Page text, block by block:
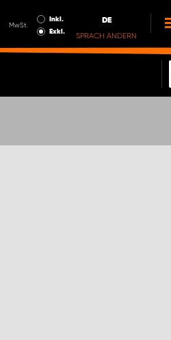
MwSt.
Inkl.
Exkl.
DE
SPRACH ÄNDERN